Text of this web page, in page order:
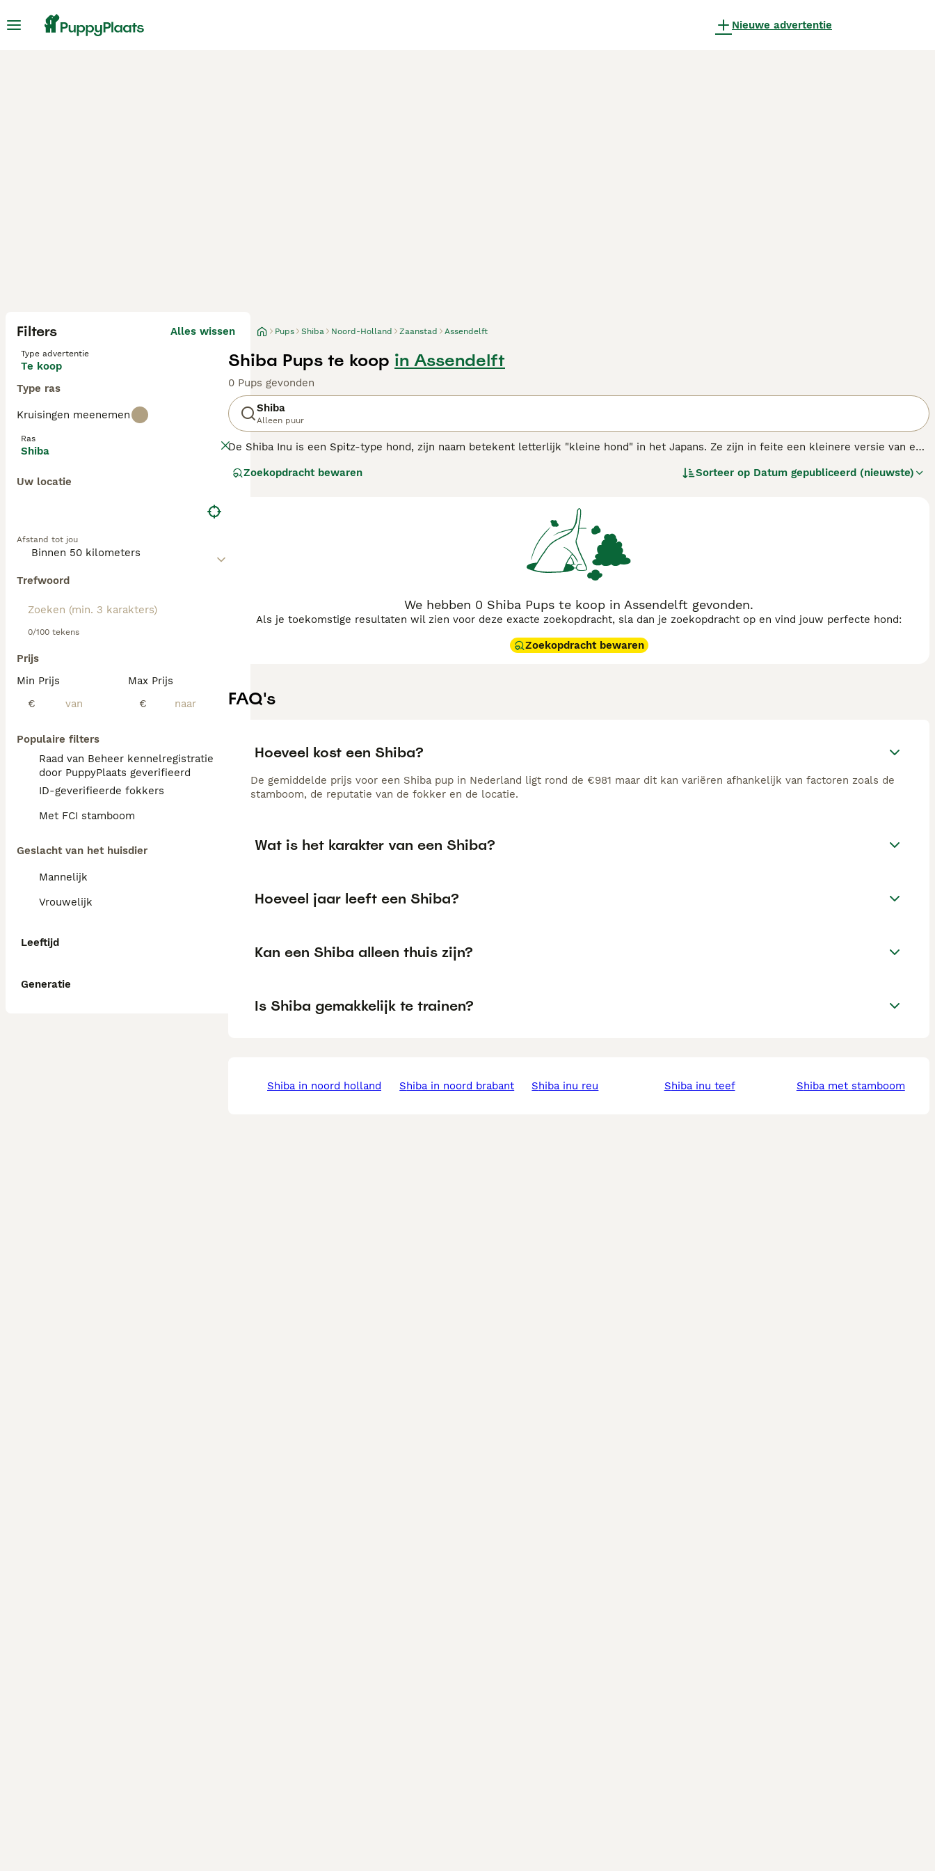
Nieuwe advertentie
Filters Alles wissen
Type advertentie
Te koop
Type ras
Kruisingen meenemen
Ras
Shiba
Uw locatie
Afstand tot jou
Trefwoord
0/100 tekens
Prijs
Min Prijs
€
Max Prijs
€
Populaire filters
Raad van Beheer kennelregistratie
door PuppyPlaats geverifieerd
ID-geverifieerde fokkers
Met FCI stamboom
Geslacht van het huisdier
Mannelijk
Vrouwelijk
Leeftijd
Generatie
Pups Shiba Noord-Holland Zaanstad Assendelft
Shiba Pups te koop in Assendelft
0 Pups gevonden
Shiba
Alleen puur
De Shiba Inu is een Spitz-type hond, zijn naam betekent letterlijk "kleine hond" in het Japans. Ze zijn in feite een kleinere versie van een
hen heen gebeurt, en door de jaren heen hebben ze in hun geboorteland Japan een reputatie opgebouwd als een betrouwbaar,
voor informatie over dit hondenras.
Zoekopdracht bewaren Sorteer op Datum gepubliceerd (nieuwste)
We hebben 0 Shiba Pups te koop in Assendelft gevonden.
Als je toekomstige resultaten wil zien voor deze exacte zoekopdracht, sla dan je zoekopdracht op en vind jouw perfecte hond:
Zoekopdracht bewaren
FAQ's
Hoeveel kost een Shiba?
De gemiddelde prijs voor een Shiba pup in Nederland ligt rond de €981 maar dit kan variëren afhankelijk van factoren zoals de
stamboom, de reputatie van de fokker en de locatie.
Wat is het karakter van een Shiba?
Hoeveel jaar leeft een Shiba?
Kan een Shiba alleen thuis zijn?
Is Shiba gemakkelijk te trainen?
shiba in noord holland shiba in noord brabant shiba inu reu shiba inu teef shiba met stamboom